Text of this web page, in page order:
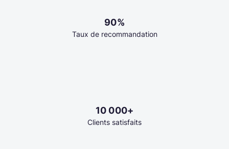
90%
Taux de recommandation
10 000+
Clients satisfaits